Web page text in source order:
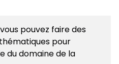
pouvez faire des
pour
du domaine de la